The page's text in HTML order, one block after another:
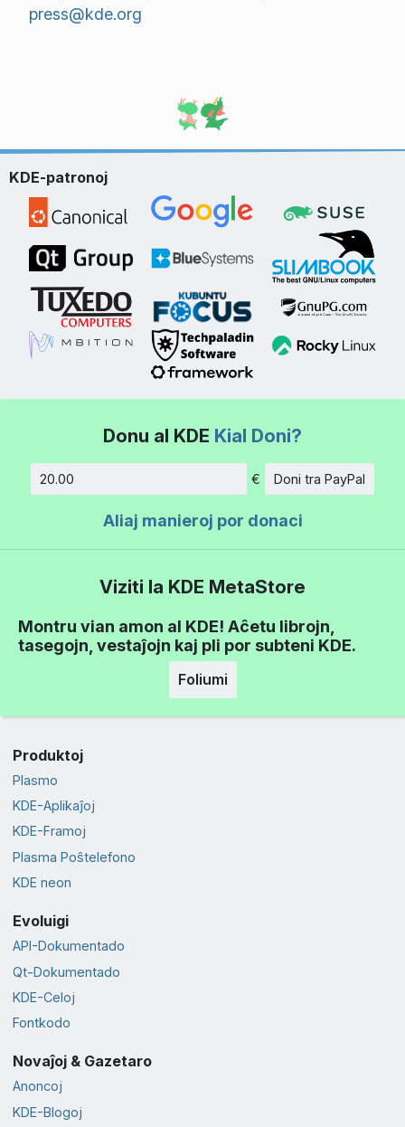
press@kde.org
KDE-patronoj
Donu al KDE Kial Doni?
€ Doni tra PayPal
Aliaj manieroj por donaci
Viziti la KDE MetaStore
Montru vian amon al KDE! Aĉetu librojn,
tasegojn, vestaĵojn kaj pli por subteni KDE.
Foliumi
Produktoj
Plasmo
KDE-Aplikaĵoj
KDE-Framoj
Plasma Poŝtelefono
KDE neon
Evoluigi
API-Dokumentado
Qt-Dokumentado
KDE-Celoj
Fontkodo
Novaĵoj & Gazetaro
Anoncoj
KDE-Blogoj